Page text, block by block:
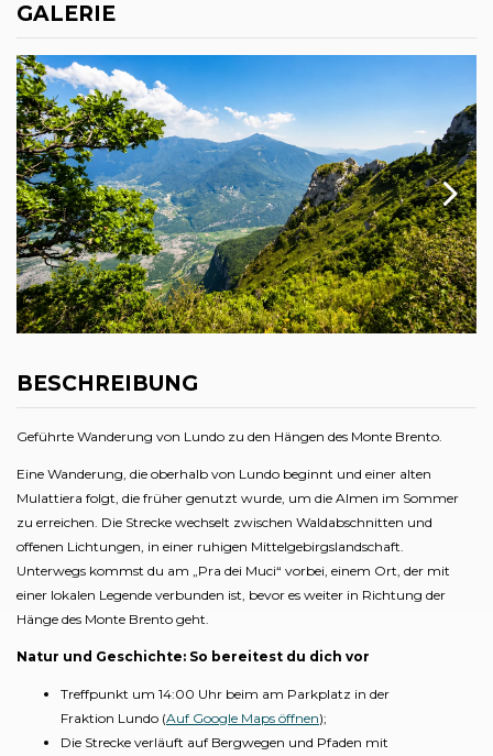
GALERIE
BESCHREIBUNG
Geführte Wanderung von Lundo zu den Hängen des Monte Brento.
Eine Wanderung, die oberhalb von Lundo beginnt und einer alten
Mulattiera folgt, die früher genutzt wurde, um die Almen im Sommer
zu erreichen. Die Strecke wechselt zwischen Waldabschnitten und
offenen Lichtungen, in einer ruhigen Mittelgebirgslandschaft.
Unterwegs kommst du am „Pra dei Muci“ vorbei, einem Ort, der mit
einer lokalen Legende verbunden ist, bevor es weiter in Richtung der
Hänge des Monte Brento geht.
Natur und Geschichte: So bereitest du dich vor
Treffpunkt um 14:00 Uhr beim am Parkplatz in der
Fraktion Lundo (Auf Google Maps öffnen);
Die Strecke verläuft auf Bergwegen und Pfaden mit